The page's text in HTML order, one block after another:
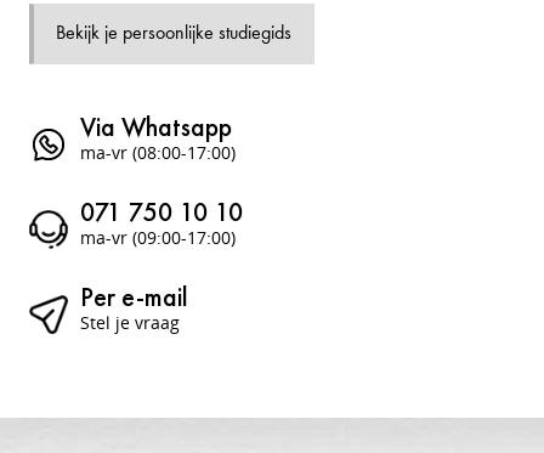
Bekijk je persoonlijke studiegids
Via Whatsapp
ma-vr (08:00-17:00)
071 750 10 10
ma-vr (09:00-17:00)
Per e-mail
Stel je vraag